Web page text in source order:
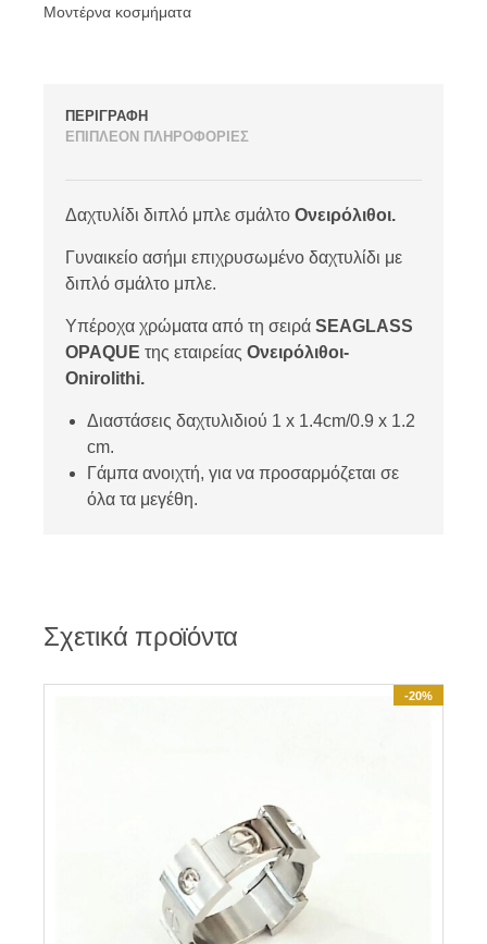
Μοντέρνα κοσμήματα
ΠΕΡΙΓΡΑΦΗ
ΕΠΙΠΛΕΟΝ ΠΛΗΡΟΦΟΡΙΕΣ
Δαχτυλίδι διπλό μπλε σμάλτο Ονειρόλιθοι.
Γυναικείο ασήμι επιχρυσωμένο δαχτυλίδι με
διπλό σμάλτο μπλε.
Υπέροχα χρώματα από τη σειρά SEAGLASS
OPAQUE της εταιρείας Ονειρόλιθοι-
Onirolithi.
Διαστάσεις δαχτυλιδιού 1 x 1.4cm/0.9 x 1.2
cm.
Γάμπα ανοιχτή, για να προσαρμόζεται σε
όλα τα μεγέθη.
Σχετικά προϊόντα
-20%